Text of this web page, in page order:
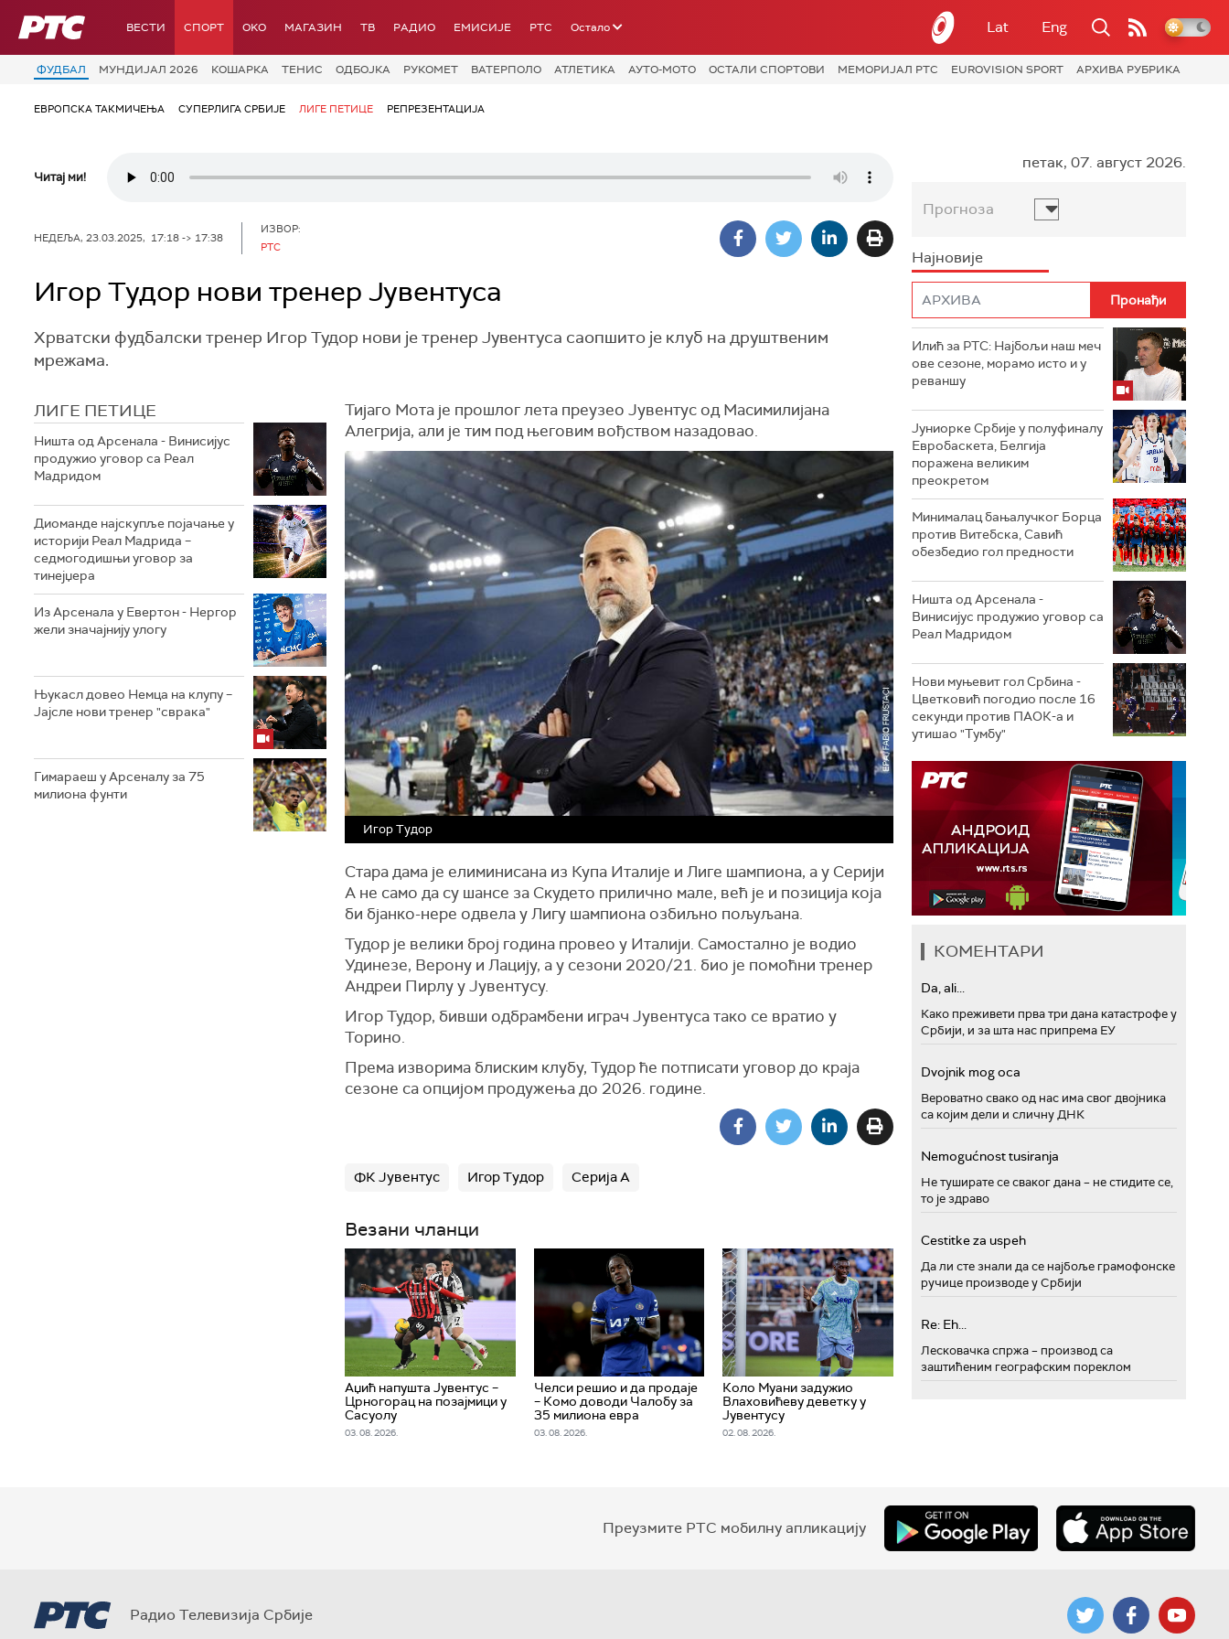
РТС ВЕСТИ СПОРТ OKO МАГАЗИН ТВ РАДИО ЕМИСИЈЕ РТС Остало Lat Eng
ФУДБАЛ МУНДИЈАЛ 2026 КОШАРКА ТЕНИС ОДБОЈКА РУКОМЕТ ВАТЕРПОЛО АТЛЕТИКА АУТО-МОТО ОСТАЛИ СПОРТОВИ МЕМОРИЈАЛ РТС EUROVISION SPORT АРХИВА РУБРИКА
ЕВРОПСКА ТАКМИЧЕЊА СУПЕРЛИГА СРБИЈЕ ЛИГЕ ПЕТИЦЕ РЕПРЕЗЕНТАЦИЈА
Читај ми!
НЕДЕЉА, 23.03.2025, 17:18 -> 17:38
ИЗВОР:
РТС
Игор Тудор нови тренер Јувентуса
Хрватски фудбалски тренер Игор Тудор нови је тренер Јувентуса саопшито је клуб на друштвеним
мрежама.
ЛИГЕ ПЕТИЦЕ
Ништа од Арсенала - Винисијус
продужио уговор са Реал
Мадридом
Диоманде најскупље појачање у
историји Реал Мадрида –
седмогодишњи уговор за
тинејџера
Из Арсенала у Евертон - Нергор
жели значајнију улогу
Њукасл довео Немца на клупу –
Јајсле нови тренер "сврака"
Гимараеш у Арсеналу за 75
милиона фунти
Тијаго Мота је прошлог лета преузео Јувентус од Масимилијана
Алегрија, али је тим под његовим вођством назадовао.
Игор Тудор
Стара дама је елиминисана из Купа Италије и Лиге шампиона, а у Серији
А не само да су шансе за Скудето прилично мале, већ је и позиција која
би бјанко-нере одвела у Лигу шампиона озбиљно пољуљана.
Тудор је велики број година провео у Италији. Самостално је водио
Удинезе, Верону и Лацију, а у сезони 2020/21. био је помоћни тренер
Андреи Пирлу у Јувентусу.
Игор Тудор, бивши одбрамбени играч Јувентуса тако се вратио у
Торино.
Према изворима блиским клубу, Тудор ће потписати уговор до краја
сезоне са опцијом продужења до 2026. године.
ФК Јувентус Игор Тудор Серија А
Везани чланци
Аџић напушта Јувентус –
Црногорац на позајмици у
Сасуолу
03. 08. 2026.
Челси решио и да продаје
– Комо доводи Чалобу за
35 милиона евра
03. 08. 2026.
Коло Муани задужио
Влаховићеву деветку у
Јувентусу
02. 08. 2026.
петак, 07. август 2026.
Прогноза
Најновије
Илић за РТС: Најбољи наш меч
ове сезоне, морамо исто и у
реваншу
Јуниорке Србије у полуфиналу
Евробаскета, Белгија
поражена великим
преокретом
Минималац бањалучког Борца
против Витебска, Савић
обезбедио гол предности
Ништа од Арсенала -
Винисијус продужио уговор са
Реал Мадридом
Нови муњевит гол Србина -
Цветковић погодио после 16
секунди против ПАОК-а и
утишао "Тумбу"
КОМЕНТАРИ
Da, ali...
Како преживети прва три дана катастрофе у
Србији, и за шта нас припрема ЕУ
Dvojnik mog oca
Вероватно свако од нас има свог двојника
са којим дели и сличну ДНК
Nemogućnost tusiranja
Не туширате се сваког дана – не стидите се,
то је здраво
Cestitke za uspeh
Да ли сте знали да се најбоље грамофонске
ручице производе у Србији
Re: Eh...
Лесковачка спржа – производ са
заштићеним географским пореклом
Преузмите РТС мобилну апликацију
Радио Телевизија Србије